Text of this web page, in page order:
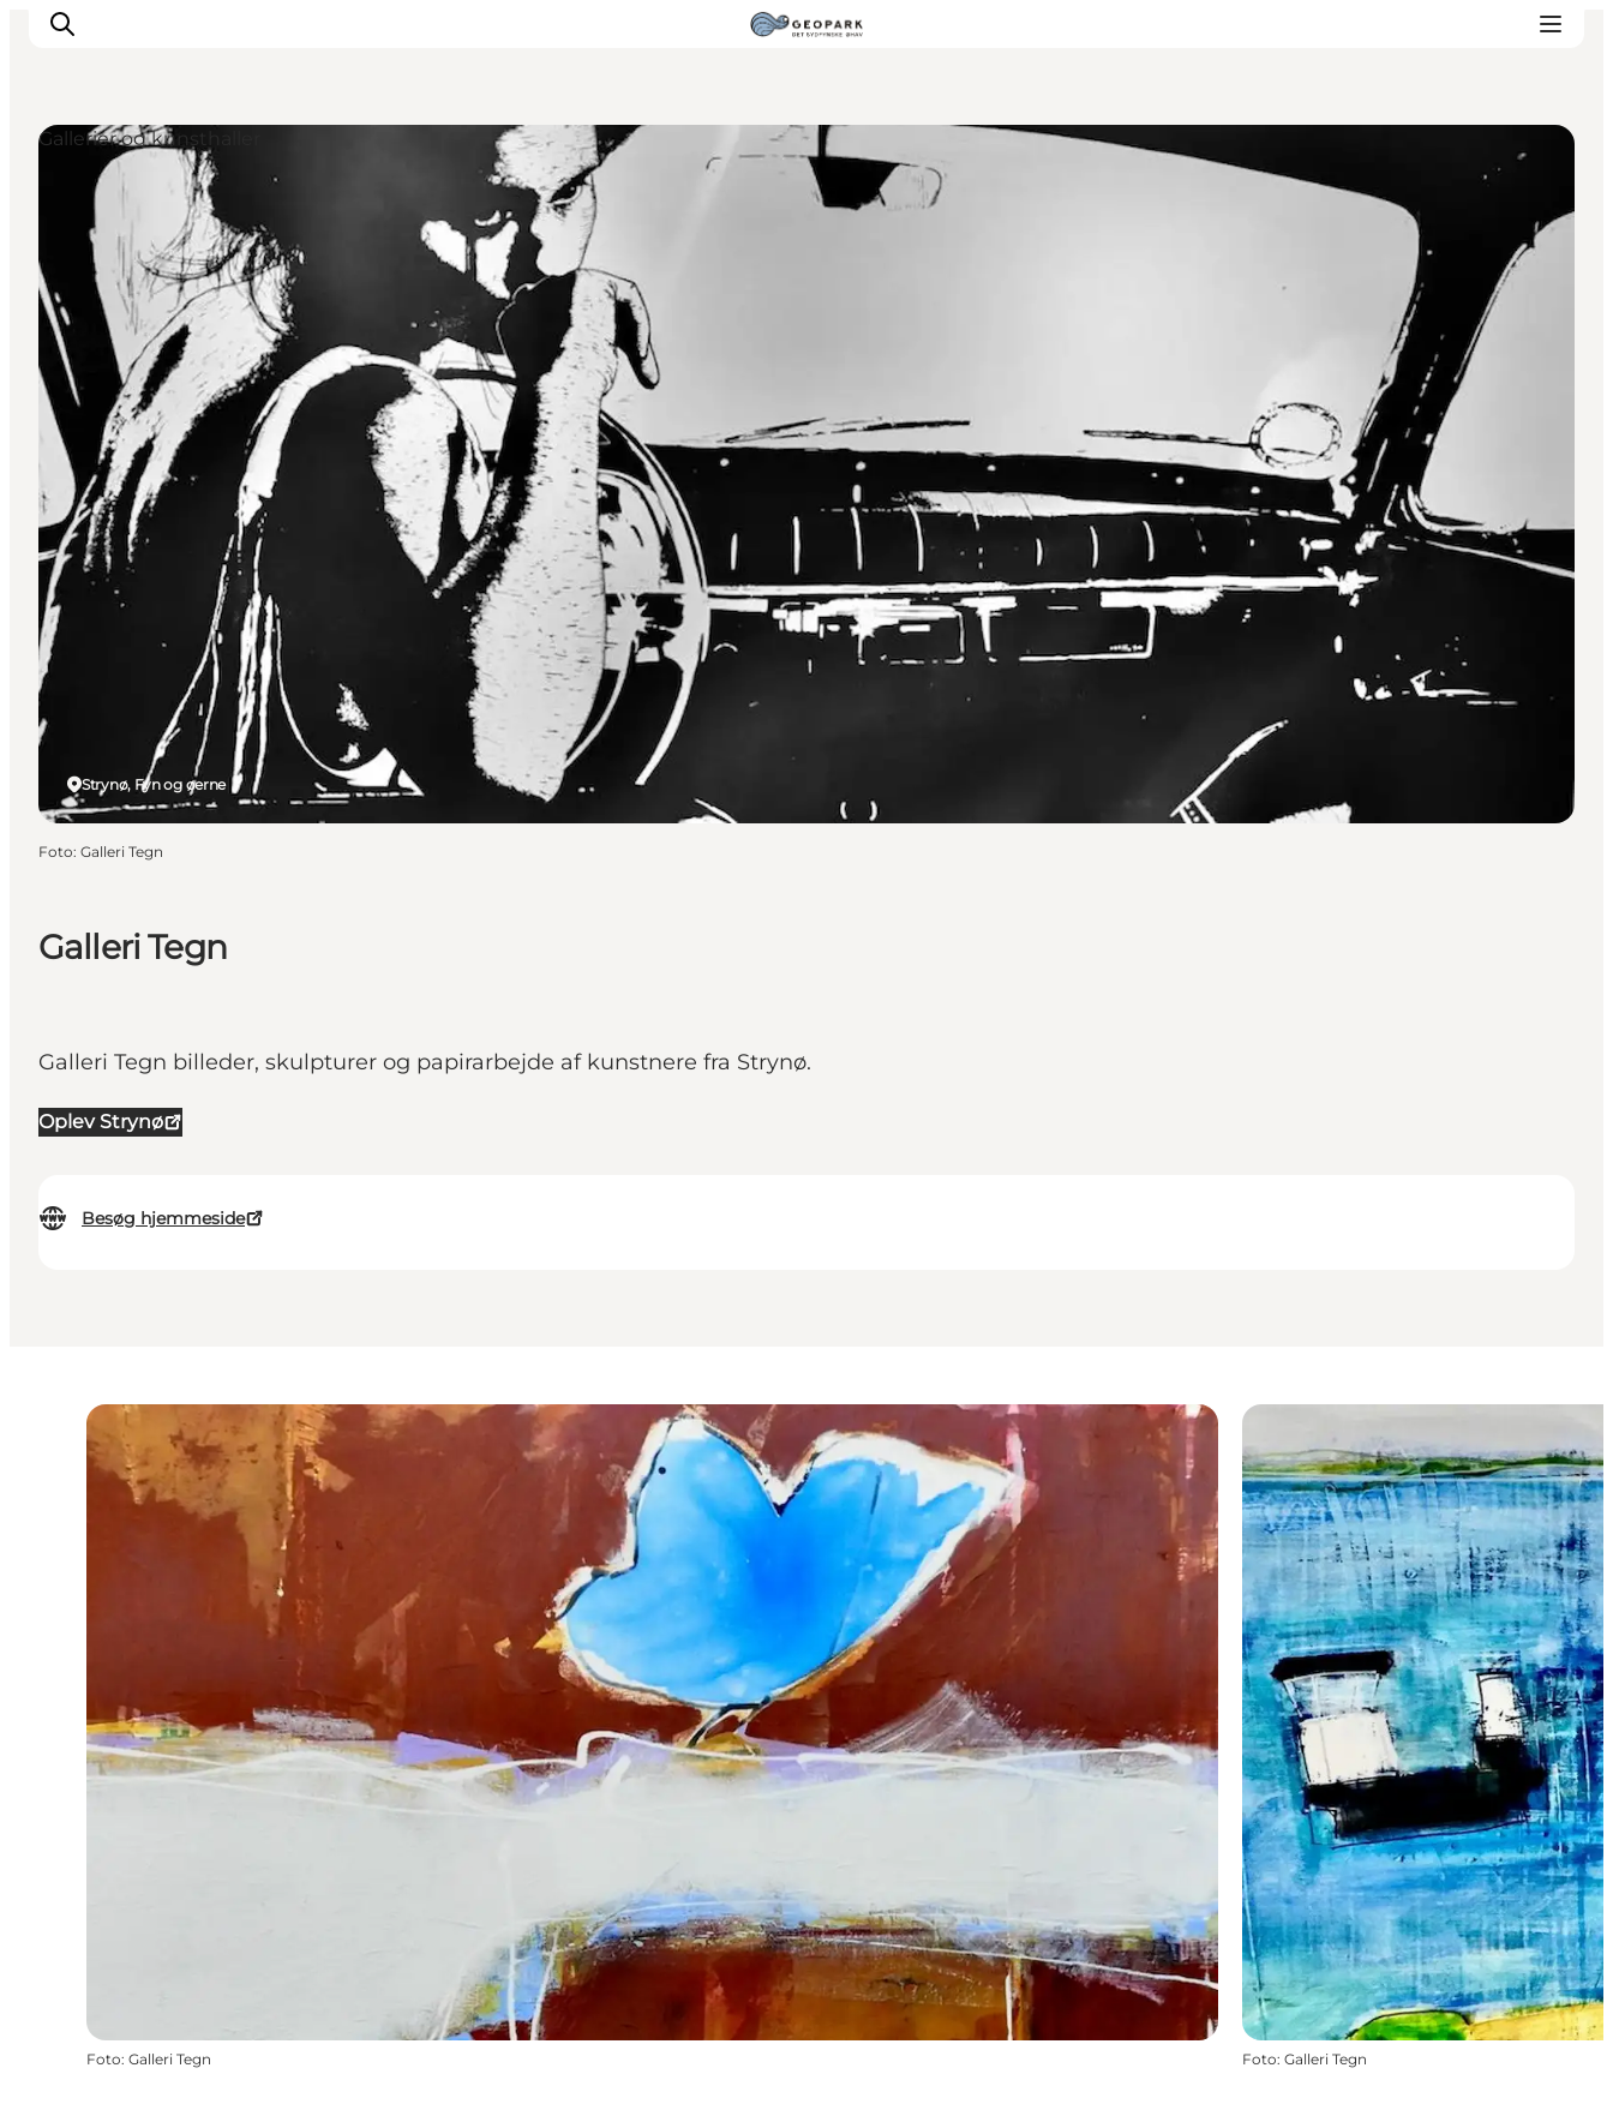
Galleri Tegn
Galleri Tegn billeder, skulpturer og papirarbejde af kunstnere fra Strynø.
Oplev Strynø
Besøg hjemmeside
Strynø, Fyn og øerne
Gallerier og kunsthaller
Foto: Galleri Tegn
Foto: Galleri Tegn Foto: Galleri Tegn